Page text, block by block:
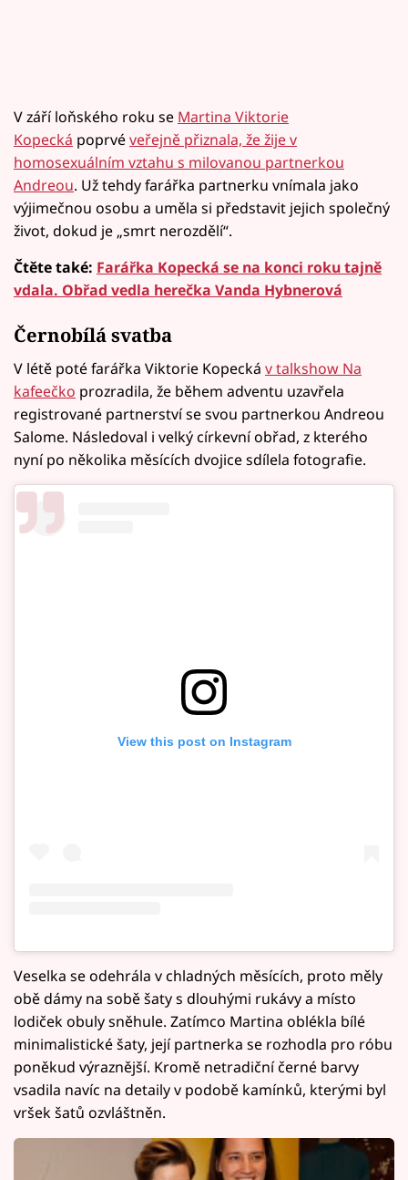
V září loňského roku se Martina Viktorie
Kopecká poprvéveřejně přiznala, že žije v
homosexuálním vztahu s milovanou partnerkou
Andreou. Už tehdy farářka partnerku vnímala jako
výjimečnou osobu a uměla si představit jejich společný
život, dokud je „smrt nerozdělí“.
Čtěte také: Farářka Kopecká se na konci roku tajně
vdala. Obřad vedla herečka Vanda Hybnerová
Černobílá svatba
V létě poté farářka Viktorie Kopecká v talkshow Na
kafeečko prozradila, že během adventu uzavřela
registrované partnerství se svou partnerkou Andreou
Salome. Následoval i velký církevní obřad, z kterého
nyní po několika měsících dvojice sdílela fotografie.
View this post on Instagram
Veselka se odehrála v chladných měsících, proto měly
obě dámy na sobě šaty s dlouhými rukávy a místo
lodiček obuly sněhule. Zatímco Martina oblékla bílé
minimalistické šaty, její partnerka se rozhodla pro róbu
poněkud výraznější. Kromě netradiční černé barvy
vsadila navíc na detaily v podobě kamínků, kterými byl
vršek šatů ozvláštněn.